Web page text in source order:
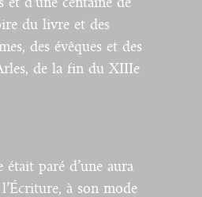
du livre et des
des évêques et des
de la fin du XIIIe
paré d’une aura
à son mode